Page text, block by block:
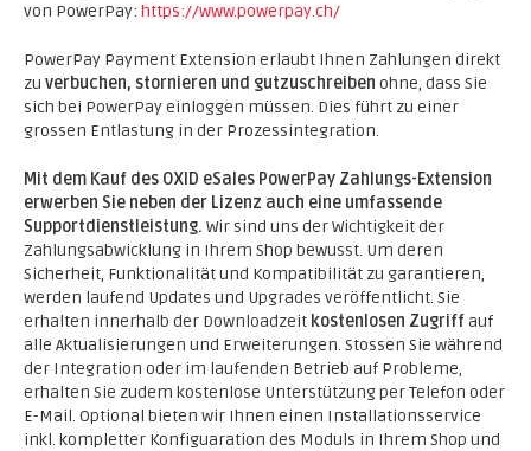
von PowerPay: https://www.powerpay.ch/
PowerPay Payment Extension erlaubt Ihnen Zahlungen direkt
zu verbuchen, stornieren und gutzuschreiben ohne, dass Sie
sich bei PowerPay einloggen müssen. Dies führt zu einer
grossen Entlastung in der Prozessintegration.
Mit dem Kauf des OXID eSales PowerPay Zahlungs-Extension
erwerben Sie neben der Lizenz auch eine umfassende
Supportdienstleistung. Wir sind uns der Wichtigkeit der
Zahlungsabwicklung in Ihrem Shop bewusst. Um deren
Sicherheit, Funktionalität und Kompatibilität zu garantieren,
werden laufend Updates und Upgrades veröffentlicht. Sie
erhalten innerhalb der Downloadzeit kostenlosen Zugriffauf
alle Aktualisierungen und Erweiterungen. Stossen Sie während
der Integration oder im laufenden Betrieb auf Probleme,
erhalten Sie zudem kostenlose Unterstützung per Telefon oder
E-Mail. Optional bieten wir Ihnen einen Installationsservice
inkl. kompletter Konfiguaration des Moduls in Ihrem Shop und